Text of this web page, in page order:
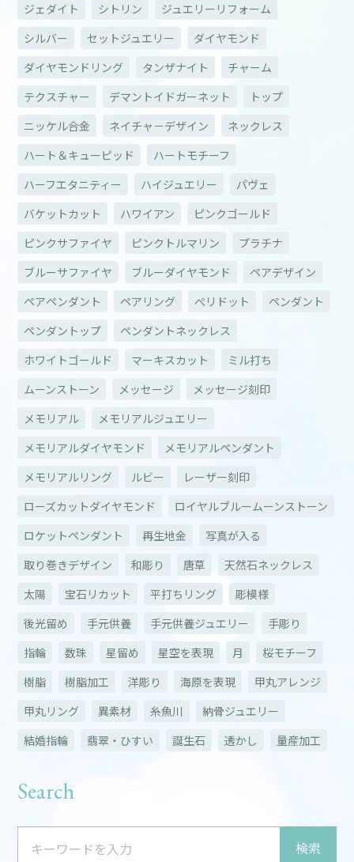
ジェダイト
シトリン
ジュエリーリフォーム
シルバー
セットジュエリー
ダイヤモンド
ダイヤモンドリング
タンザナイト
チャーム
テクスチャー
デマントイドガーネット
トップ
ニッケル合金
ネイチャ－デザイン
ネックレス
ハート＆キューピッド
ハートモチーフ
ハーフエタニティー
ハイジュエリー
パヴェ
バケットカット
ハワイアン
ピンクゴールド
ピンクサファイヤ
ピンクトルマリン
プラチナ
ブルーサファイヤ
ブルーダイヤモンド
ペアデザイン
ペアペンダント
ペアリング ぺリドット
ペンダント
ペンダントップ
ペンダントネックレス
ホワイトゴールド
マーキスカット
ミル打ち
ムーンストーン
メッセージ
メッセージ刻印
メモリアル
メモリアルジュエリー
メモリアルダイヤモンド
メモリアルペンダント
メモリアルリング
ルビー
レーザー刻印
ローズカットダイヤモンド
ロイヤルブルームーンストーン
ロケットペンダント
再生地金
写真が入る
取り巻きデザイン
和彫り 唐草
天然石ネックレス
太陽
宝石リカット 平打ちリング
彫模様
後光留め
手元供養 手元供養ジュエリー
手彫り
指輪
数珠 星留め 星空を表現 月
桜モチーフ
樹脂
樹脂加工 洋彫り 海原を表現
甲丸アレンジ
甲丸リング
異素材 糸魚川
納骨ジュエリー
結婚指輪
翡翠・ひすい 誕生石 透かし 量産加工
Search
検索